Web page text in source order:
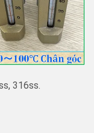
316ss.